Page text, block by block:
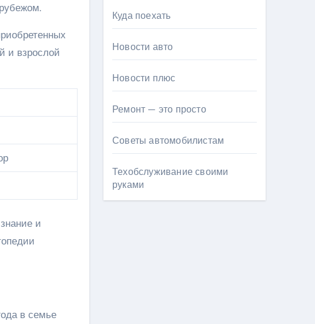
и взрослой
и
в семье
Куда поехать
Новости авто
Новости плюс
Ремонт — это просто
Советы автомобилистам
Техобслуживание своими
руками